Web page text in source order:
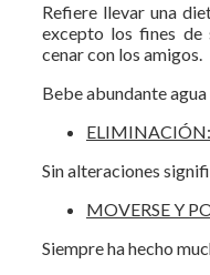
Refiere llevar una
excepto los fines de
cenar con los amigos.
Bebe abundante agua
ELIMINACIÓN:
Sin alteraciones
MOVERSE Y
Siempre ha hecho